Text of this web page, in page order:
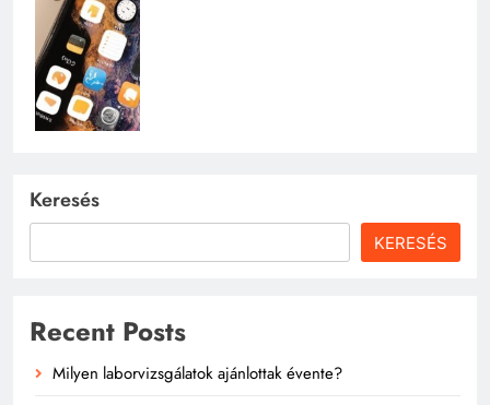
Keresés
KERESÉS
Recent Posts
Milyen laborvizsgálatok ajánlottak évente?